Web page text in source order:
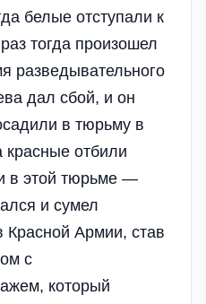
белые отступали к
тогда произошел
разведывательного
дал сбой, и он
в тюрьму в
красные отбили
в этой тюрьме —
и сумел
Красной Армии, став
с
который